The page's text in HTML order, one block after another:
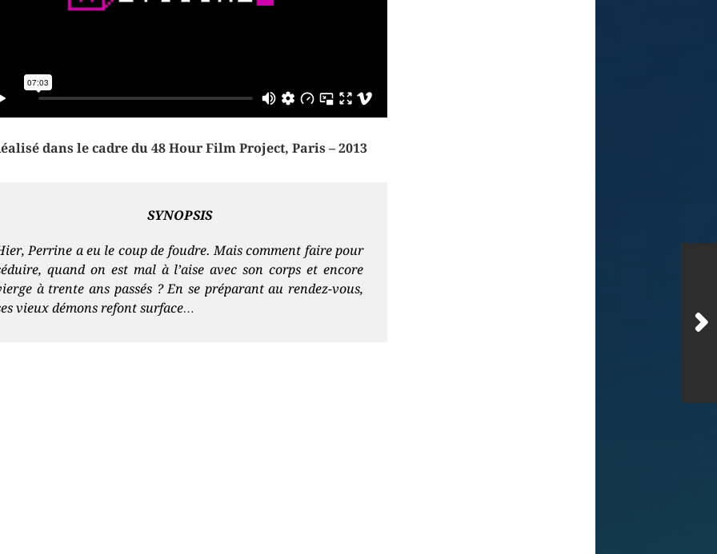
dans le cadre du 48 Hour Film Project, Paris – 2013
SYNOPSIS
Perrine a eu le coup de foudre. Mais comment faire pour
quand on est mal à l’aise avec son corps et encore
à trente ans passés ? En se préparant au rendez-vous,
vieux démons refont surface…